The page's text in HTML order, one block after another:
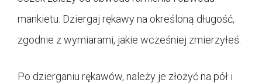
mankietu. Dziergaj rękawy na określoną długość,
zgodnie z wymiarami, jakie wcześniej zmierzyłeś.
Po dzierganiu rękawów, należy je złożyć na pół i